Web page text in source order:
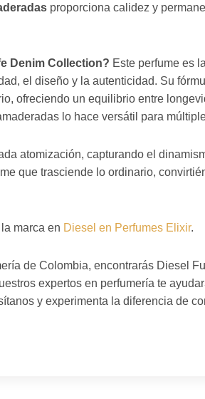
proporciona calidez y
Denim Collection? Este perfume es
el diseño y la autenticidad. Su
ofreciendo un equilibrio entre
lo hace versátil para
atomización, capturando el
que trasciende lo ordinario,
marca en Diesel en Perfumes Elixir.
de Colombia, encontrarás Diesel
expertos en perfumería te
y experimenta la diferencia de